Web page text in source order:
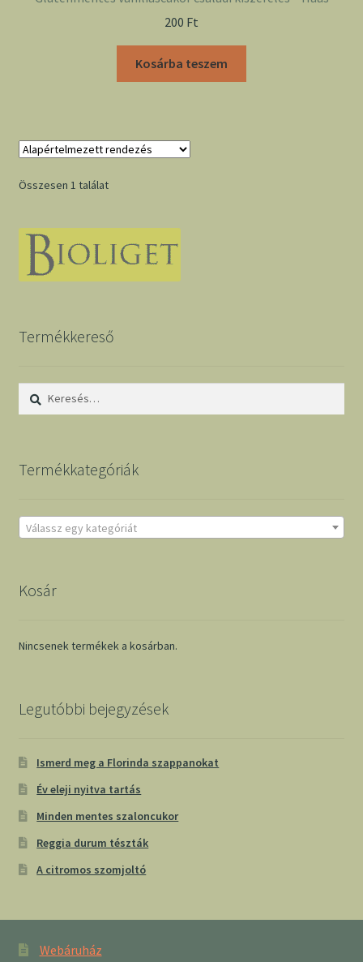
200 Ft
Kosárba teszem
Összesen 1 találat
Termékkereső
Keresés:
Termékkategóriák
Válassz egy kategóriát
Kosár
Nincsenek termékek a kosárban.
Legutóbbi bejegyzések
Ismerd meg a Florinda szappanokat
Év eleji nyitva tartás
Minden mentes szaloncukor
Reggia durum tészták
A citromos szomjoltó
Webáruház